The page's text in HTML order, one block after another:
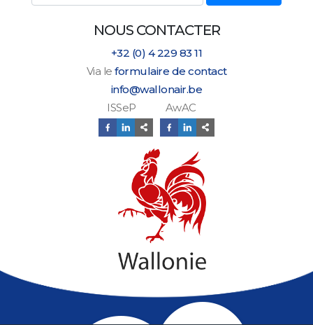
NOUS CONTACTER
+32 (0) 4 229 83 11
Via le formulaire de contact
info@wallonair.be
ISSeP AwAC